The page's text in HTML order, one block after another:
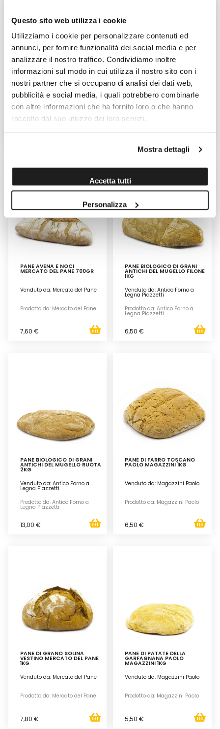
Questo sito web utilizza i cookie
Utilizziamo i cookie per personalizzare contenuti ed
annunci, per fornire funzionalità dei social media e per
analizzare il nostro traffico. Condividiamo inoltre
informazioni sul modo in cui utilizza il nostro sito con i
nostri partner che si occupano di analisi dei dati web,
pubblicità e social media, i quali potrebbero combinarle
con altre informazioni che ha fornito loro o che hanno
raccolto dal suo utilizzo dei loro servizi.
Mostra dettagli
Accetta tutti
Personalizza
PAGNOTTA TUMMINELLA CON
SALUTE 1KG
Venduto da: Pagnotta è Salute
Prodotto da: Pagnotta è Salute
PAGNOTTA TUMMINELLA CON
SALUTE 1KG
Venduto da: Pagnotta è Salute
Prodotto da: Pagnotta è Salute
PANE AVENA E NOCI
MERCATO DEL PANE 700GR
Venduto da: Mercato del Pane
Prodotto da: Mercato del Pane
7,60 €
PANE BIOLOGICO DI GRANI
ANTICHI DEL MUGELLO FILONE
1KG
Venduto da: Antico Forno a
Legna Piazzetti
Prodotto da: Antico Forno a
Legna Piazzetti
6,50 €
PANE BIOLOGICO DI GRANI
ANTICHI DEL MUGELLO RUOTA
2KG
Venduto da: Antico Forno a
Legna Piazzetti
Prodotto da: Antico Forno a
Legna Piazzetti
13,00 €
PANE DI FARRO TOSCANO
PAOLO MAGAZZINI 1KG
Venduto da: Magazzini Paolo
Prodotto da: Magazzini Paolo
6,50 €
PANE DI GRANO SOLINA
VESTINO MERCATO DEL PANE
1KG
Venduto da: Mercato del Pane
Prodotto da: Mercato del Pane
7,80 €
PANE DI PATATE DELLA
GARFAGNANA PAOLO
MAGAZZINI 1KG
Venduto da: Magazzini Paolo
Prodotto da: Magazzini Paolo
5,50 €